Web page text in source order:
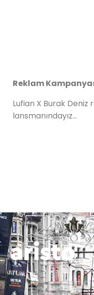
Reklam
Lufian X Burak Deniz
lansmanındayız…